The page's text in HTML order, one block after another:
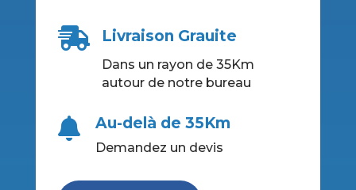
quantity
 Livraison Grauite
Dans un rayon de 35Km
autour de notre bureau
 Au-delà de 35Km
Demandez un devis